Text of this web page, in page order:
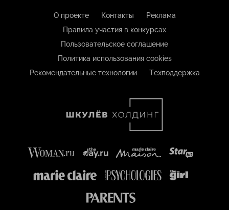
О проекте Контакты
Реклама
Правила участия в конкурсах
Пользовательское соглашение
Политика использования cookies
Рекомендательные технологии
Техподдержка